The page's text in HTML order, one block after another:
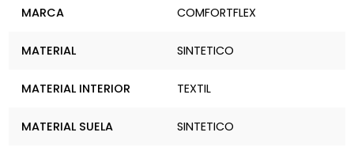
MARCA COMFORTFLEX
MATERIAL SINTETICO
MATERIAL INTERIOR TEXTIL
MATERIAL SUELA SINTETICO